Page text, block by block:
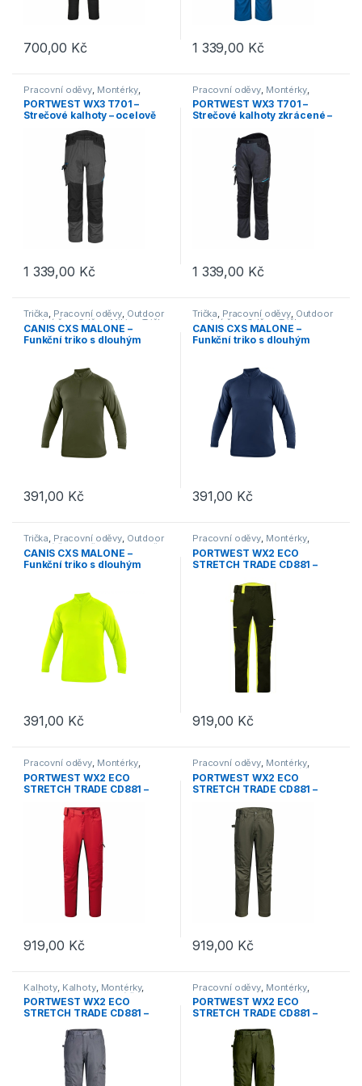
700,00 Kč
Tento produkt má více variant. Možnosti lze vybrat na stránce
1 339,00 Kč
Tento produkt má více variant.
Pracovní oděvy Montérky,
Kalhoty,Outdoor a volný čas
Oděvy ,Kalhoty
PORTWEST WX3 T701 –
Strečové kalhoty – ocelově
1 339,00 Kč
Tento produkt má více variant. Možnosti lze vybrat na stránce
Pracovní oděvy Montérky,
Kalhoty,Outdoor a volný čas
Oděvy ,Kalhoty
PORTWEST WX3 T701 –
Strečové kalhoty zkrácené –
1 339,00 Kč
Tento produkt má více variant.
Trička, Pracovní oděvy, Outdoor
a volný čas ,Oděvy,Mikiny ,Trička
CANIS CXS MALONE –
Funkční triko s dlouhým
391,00 Kč
Tento produkt má více variant. Možnosti lze vybrat na stránce
Trička, Pracovní oděvy, Outdoor
a volný čas ,Oděvy,Trička
CANIS CXS MALONE –
Funkční triko s dlouhým
391,00 Kč
Tento produkt má více variant.
Trička, Pracovní oděvy, Outdoor
a volný čas , Oděvy, Mikiny Trička
CANIS CXS MALONE –
Funkční triko s dlouhým
391,00 Kč
Tento produkt má více variant. Možnosti lze vybrat na stránce
Pracovní oděvy, Montérky,
Kalhoty,Outdoor a volný čas
Oděvy ,Kalhoty
PORTWEST WX2 ECO
STRETCH TRADE CD881 –
černo-žlutá
919,00 Kč
Tento produkt má více variant.
Pracovní oděvy, Montérky,
Kalhoty,Outdoor a volný čas
Oděvy ,Kalhoty
PORTWEST WX2 ECO
STRETCH TRADE CD881 –
tmavě červená
919,00 Kč
Tento produkt má více variant. Možnosti lze vybrat na stránce
Pracovní oděvy, Montérky,
Kalhoty,Outdoor a volný čas
Oděvy ,Kalhoty,Nezařazené
PORTWEST WX2 ECO
STRETCH TRADE CD881 –
lesní noc
919,00 Kč
Tento produkt má více variant.
Kalhoty Kalhoty, Montérky,
Oděvy,Outdoor a volný čas
Pracovní oděvy
PORTWEST WX2 ECO
STRETCH TRADE CD881 –
ocelově šedá
Pracovní oděvy Montérky,
Kalhoty,Outdoor a volný čas
Oděvy ,Kalhoty
PORTWEST WX2 ECO
STRETCH TRADE CD881 –
olivově zelená